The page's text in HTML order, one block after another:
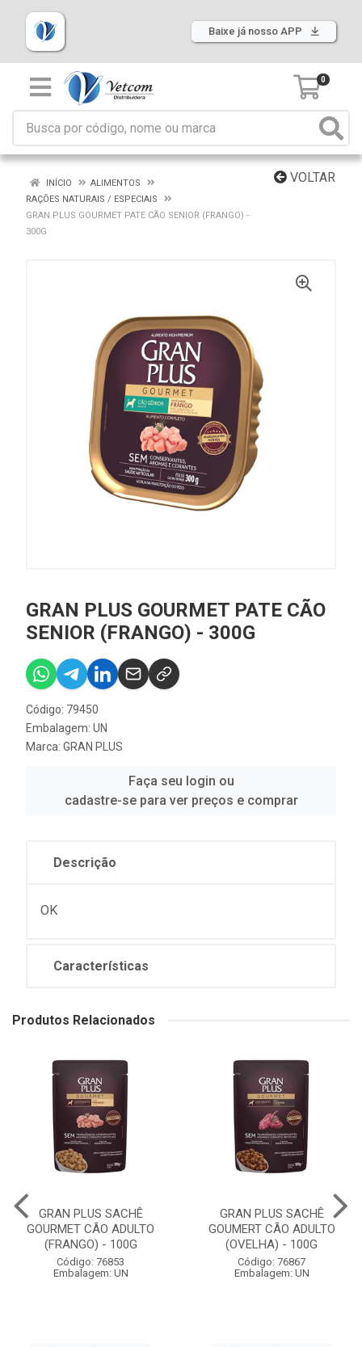
Baixe já nosso APP
0
VOLTAR
INÍCIO
ALIMENTOS
RAÇÕES NATURAIS / ESPECIAIS
GRAN PLUS GOURMET PATE CÃO SENIOR (FRANGO) -
300G
GRAN PLUS GOURMET PATE CÃO
SENIOR (FRANGO) - 300G
Código: 79450
Embalagem: UN
Marca: GRAN PLUS
Faça seu login ou
cadastre-se para ver preços e comprar
Descrição
OK
Características
Produtos Relacionados
GRAN PLUS SACHÊ
GOURMET CÃO ADULTO
(FRANGO) - 100G
Código: 76853
Embalagem: UN
GRAN PLUS SACHÊ
GOUMERT CÃO ADULTO
(OVELHA) - 100G
Código: 76867
Embalagem: UN